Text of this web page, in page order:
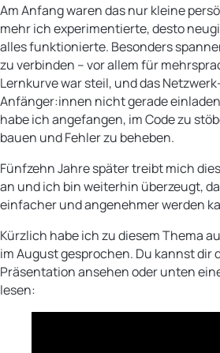
Am Anfang waren das nur kleine
mehr ich experimentierte, desto
alles funktionierte. Besonders
zu verbinden – vor allem für
Lernkurve war steil, und das
Anfänger:innen nicht gerade
habe ich angefangen, im Code zu
bauen und Fehler zu beheben.
Fünfzehn Jahre später treibt mich
an und ich bin weiterhin überzeugt,
einfacher und angenehmer werden
Kürzlich habe ich zu diesem Thema
im August gesprochen. Du kannst dir
Präsentation ansehen oder unten
lesen: